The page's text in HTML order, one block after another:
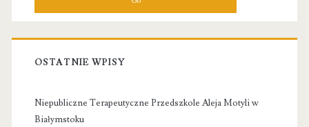
OSTATNIE WPISY
Niepubliczne Terapeutyczne Przedszkole Aleja Motyli w
Białymstoku